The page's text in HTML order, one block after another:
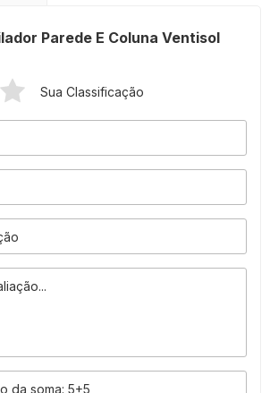
Parede E Coluna Ventisol
Sua Classificação